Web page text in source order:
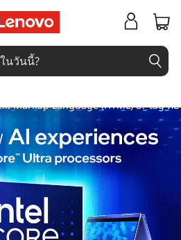
Markup Language (HTML) br tag คือ